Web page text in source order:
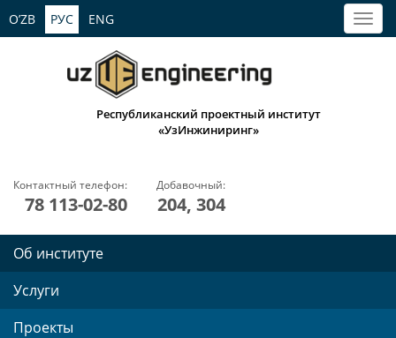
O’ZB РУС ENG
Республиканский проектный институт
«УзИнжиниринг»
Контактный телефон:
78 113-02-80
Добавочный:
204, 304
Об институте
Услуги
Проекты